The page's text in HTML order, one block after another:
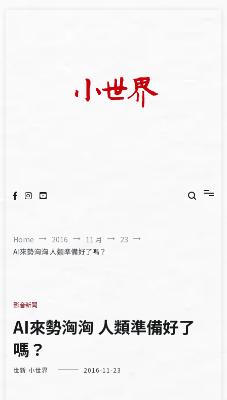
Home 2016 11 月
23
AI來勢洶洶 人類準備好了嗎？
影音新聞
AI來勢洶洶 人類準備好了
嗎？
世新 小世界 2016-11-23